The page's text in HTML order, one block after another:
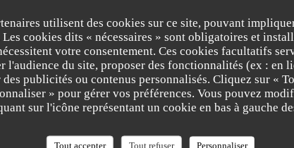
utilisent des cookies sur ce site, pouvant
cookies dits « nécessaires » sont obligatoires et
votre consentement. Ces cookies facultatifs
l'audience du site, proposer des fonctionnalités (ex : en
publicités ou contenus personnalisés. Cliquez sur «
» pour gérer vos préférences. Vous pouvez
sur l'icône représentant un cookie en bas à gauche
Tout accepter Tout refuser
Personnaliser
Service: 5/5 Ambiance: 5/5 Cuisine: 5/5 Qualité / Prix
Service: 5 /5 Ambiance: 5/5 Cuisine: 5/5 Qualité / Prix
The Friendly Kitchen